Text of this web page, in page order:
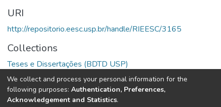
URI
http://repositorio.eesc.usp.br/handle/RIEESC/3165
Collections
Teses e Dissertações (BDTD USP)
Full item page
We collect and process your personal information for the
following purposes: Authentication, Preferences,
Acknowledgement and Statistics.